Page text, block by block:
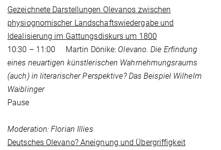
Gezeichnete Darstellungen Olevanos zwischen
physiognomischer Landschaftswiedergabe und
Idealisierung im Gattungsdiskurs um 1800
10:30 – 11:00 Martin Dönike: Olevano. Die Erfindung
eines neuartigen künstlerischen Wahrnehmungsraums
(auch) in literarischer Perspektive? Das Beispiel Wilhelm
Waiblinger
Pause
Moderation: Florian Illies
Deutsches Olevano? Aneignung und Übergriffigkeit